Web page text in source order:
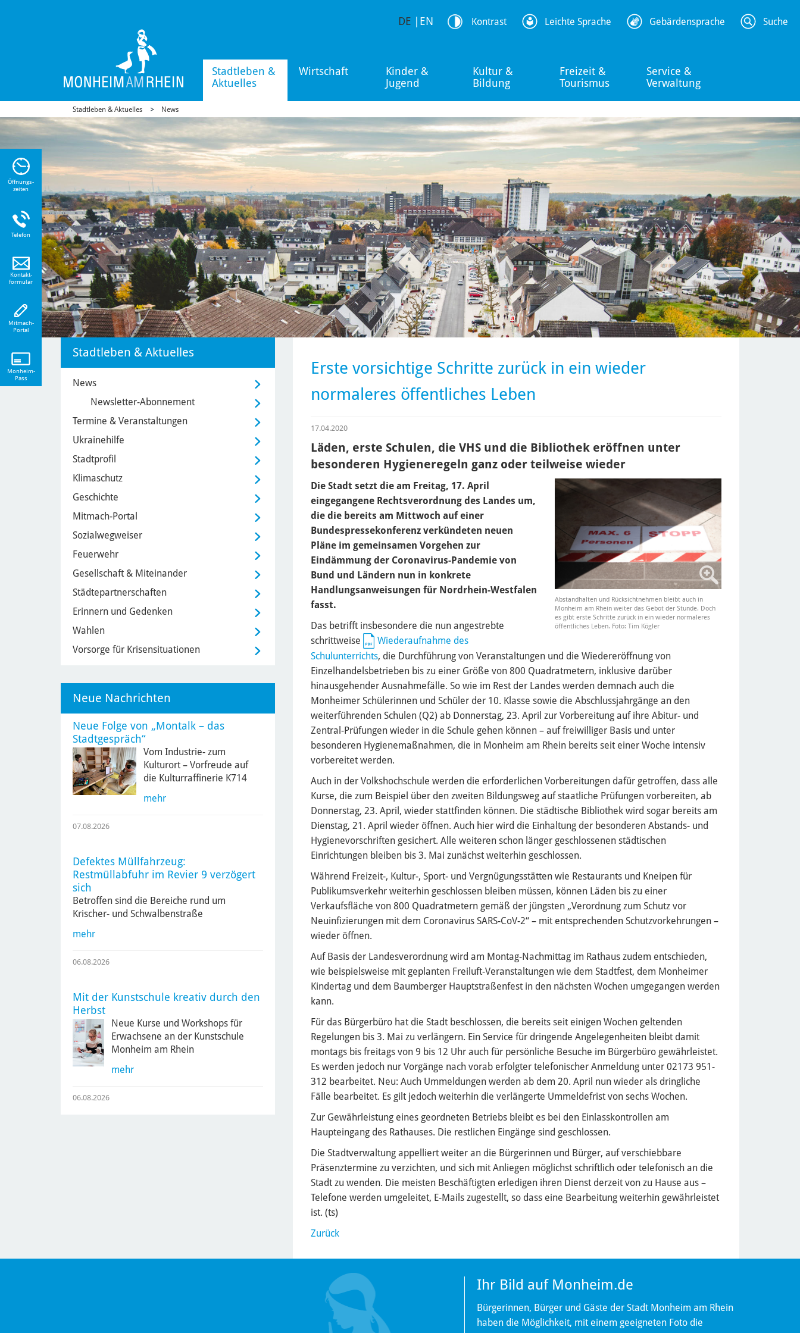
Stadtleben &
Aktuelles
Wirtschaft
Kinder &
Jugend
Kultur &
Bildung
Freizeit &
Tourismus
Service &
Verwaltung
DE EN Kontrast Leichte Sprache Gebärdensprache Suche
Stadtleben & Aktuelles News
Erste vorsichtige Schritte zurück in ein wieder
normaleres öffentliches Leben
17.04.2020
Läden, erste Schulen, die VHS und die Bibliothek eröffnen unter
besonderen Hygieneregeln ganz oder teilweise wieder
Abstandhalten und Rücksichtnehmen bleibt auch in
Monheim am Rhein weiter das Gebot der Stunde. Doch
es gibt erste Schritte zurück in ein wieder normaleres
öffentliches Leben. Foto: Tim Kögler
Die Stadt setzt die am Freitag, 17. April
eingegangene Rechtsverordnung des Landes um,
die die bereits am Mittwoch auf einer
Bundespressekonferenz verkündeten neuen
Pläne im gemeinsamen Vorgehen zur
Eindämmung der Coronavirus-Pandemie von
Bund und Ländern nun in konkrete
Handlungsanweisungen für Nordrhein-Westfalen
fasst.
Das betrifft insbesondere die nun angestrebte
schrittweise
Wiederaufnahme des
Schulunterrichts, die Durchführung von Veranstaltungen und die Wiedereröffnung von
Einzelhandelsbetrieben bis zu einer Größe von 800 Quadratmetern, inklusive darüber
hinausgehender Ausnahmefälle. So wie im Rest der Landes werden demnach auch die
Monheimer Schülerinnen und Schüler der 10. Klasse sowie die Abschlussjahrgänge an den
weiterführenden Schulen (Q2) ab Donnerstag, 23. April zur Vorbereitung auf ihre Abitur- und
Zentral-Prüfungen wieder in die Schule gehen können – auf freiwilliger Basis und unter
besonderen Hygienemaßnahmen, die in Monheim am Rhein bereits seit einer Woche intensiv
vorbereitet werden.
Auch in der Volkshochschule werden die erforderlichen Vorbereitungen dafür getroffen, dass alle
Kurse, die zum Beispiel über den zweiten Bildungsweg auf staatliche Prüfungen vorbereiten, ab
Donnerstag, 23. April, wieder stattfinden können. Die städtische Bibliothek wird sogar bereits am
Dienstag, 21. April wieder öffnen. Auch hier wird die Einhaltung der besonderen Abstands- und
Hygienevorschriften gesichert. Alle weiteren schon länger geschlossenen städtischen
Einrichtungen bleiben bis 3. Mai zunächst weiterhin geschlossen.
Während Freizeit-, Kultur-, Sport- und Vergnügungsstätten wie Restaurants und Kneipen für
Publikumsverkehr weiterhin geschlossen bleiben müssen, können Läden bis zu einer
Verkaufsfläche von 800 Quadratmetern gemäß der jüngsten „Verordnung zum Schutz vor
Neuinfizierungen mit dem Coronavirus SARS-CoV-2“ – mit entsprechenden Schutzvorkehrungen –
wieder öffnen.
Auf Basis der Landesverordnung wird am Montag-Nachmittag im Rathaus zudem entschieden,
wie beispielsweise mit geplanten Freiluft-Veranstaltungen wie dem Stadtfest, dem Monheimer
Kindertag und dem Baumberger Hauptstraßenfest in den nächsten Wochen umgegangen werden
kann.
Für das Bürgerbüro hat die Stadt beschlossen, die bereits seit einigen Wochen geltenden
Regelungen bis 3. Mai zu verlängern. Ein Service für dringende Angelegenheiten bleibt damit
montags bis freitags von 9 bis 12 Uhr auch für persönliche Besuche im Bürgerbüro gewährleistet.
Es werden jedoch nur Vorgänge nach vorab erfolgter telefonischer Anmeldung unter 02173 951-
312 bearbeitet. Neu: Auch Ummeldungen werden ab dem 20. April nun wieder als dringliche
Fälle bearbeitet. Es gilt jedoch weiterhin die verlängerte Ummeldefrist von sechs Wochen.
Zur Gewährleistung eines geordneten Betriebs bleibt es bei den Einlasskontrollen am
Haupteingang des Rathauses. Die restlichen Eingänge sind geschlossen.
Die Stadtverwaltung appelliert weiter an die Bürgerinnen und Bürger, auf verschiebbare
Präsenztermine zu verzichten, und sich mit Anliegen möglichst schriftlich oder telefonisch an die
Stadt zu wenden. Die meisten Beschäftigten erledigen ihren Dienst derzeit von zu Hause aus –
Telefone werden umgeleitet, E-Mails zugestellt, so dass eine Bearbeitung weiterhin gewährleistet
ist. (ts)
Zurück
Stadtleben & Aktuelles
News
Newsletter-Abonnement
Termine & Veranstaltungen
Ukrainehilfe
Stadtprofil
Klimaschutz
Geschichte
Mitmach-Portal
Sozialwegweiser
Feuerwehr
Gesellschaft & Miteinander
Städtepartnerschaften
Erinnern und Gedenken
Wahlen
Vorsorge für Krisensituationen
Neue Nachrichten
Neue Folge von „Montalk – das
Stadtgespräch“
Vom Industrie- zum
Kulturort – Vorfreude auf
die Kulturraffinerie K714
mehr
07.08.2026
Defektes Müllfahrzeug:
Restmüllabfuhr im Revier 9 verzögert
sich
Betroffen sind die Bereiche rund um
Krischer- und Schwalbenstraße
mehr
06.08.2026
Mit der Kunstschule kreativ durch den
Herbst
Neue Kurse und Workshops für
Erwachsene an der Kunstschule
Monheim am Rhein
mehr
06.08.2026
Ihr Bild auf Monheim.de
Bürgerinnen, Bürger und Gäste der Stadt Monheim am Rhein
haben die Möglichkeit, mit einem geeigneten Foto die
Öffnungs-
zeiten
Telefon
Kontakt-
formular
Mitmach-
Portal
Monheim-
Pass
Sie
zu